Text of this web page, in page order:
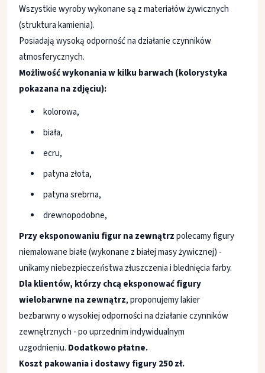
Wszystkie wyroby wykonane są z materiałów żywicznych
(struktura kamienia).
Posiadają wysoką odporność na działanie czynników
atmosferycznych.
Możliwość wykonania w kilku barwach (kolorystyka
pokazana na zdjęciu):
kolorowa,
biała,
ecru,
patyna złota,
patyna srebrna,
drewnopodobne,
Przy eksponowaniu figur na zewnątrzpolecamy figury
niemalowane białe (wykonane z białej masy żywicznej) -
unikamy niebezpieczeństwa złuszczenia i blednięcia farby.
Dla klientów, którzy chcą eksponować figury
wielobarwne na zewnątrz, proponujemy lakier
bezbarwny o wysokiej odporności na działanie czynników
zewnętrznych - po uprzednim indywidualnym
uzgodnieniu. Dodatkowo płatne.
Koszt pakowania i dostawy figury 250 zł.